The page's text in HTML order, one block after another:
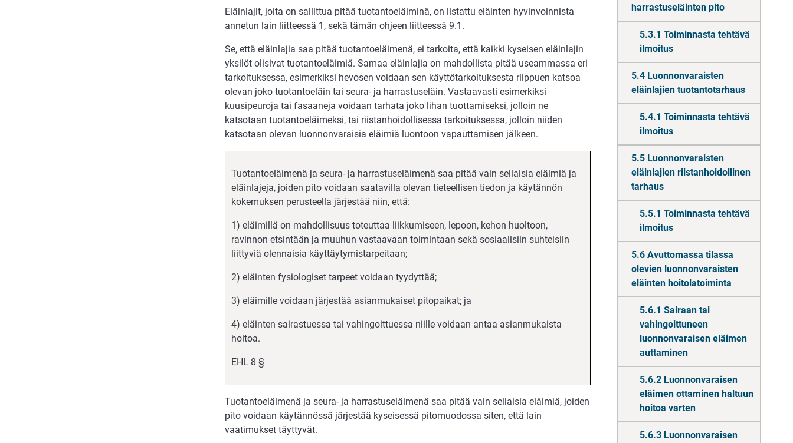
harrastus­eläinten pito
5.3.1 Toiminnasta tehtävä
ilmoitus
5.4 Luonnonvaraisten
eläinlajien tuotantotarhaus
5.4.1 Toiminnasta tehtävä
ilmoitus
5.5 Luonnonvaraisten
eläinlajien riistanhoidollinen
tarhaus
5.5.1 Toiminnasta tehtävä
ilmoitus
5.6 Avuttomassa tilassa
olevien luonnonvaraisten
eläinten hoitolatoiminta
5.6.1 Sairaan tai
vahingoittuneen
luonnonvaraisen eläimen
auttaminen
5.6.2 Luonnonvaraisen
eläimen ottaminen haltuun
hoitoa varten
5.6.3 Luonnonvaraisen
Eläinlajit, joita on sallittua pitää tuotantoeläiminä, on listattu eläinten hyvinvoinnista
annetun lain liitteessä 1, sekä tämän ohjeen liitteessä 9.1.
Se, että eläinlajia saa pitää tuotantoeläimenä, ei tarkoita, että kaikki kyseisen eläin­lajin
yksilöt olisivat tuotantoeläimiä. Samaa eläinlajia on mahdollista pitää useam­massa eri
tarkoituksessa, esimerkiksi hevosen voidaan sen käyttötarkoituksesta riippuen katsoa
olevan joko tuotantoeläin tai seura- ja harrastuseläin. Vastaavasti esimerkiksi
kuusipeuroja tai fasaaneja voidaan tarhata joko lihan tuottamiseksi, jolloin ne
katsotaan tuotantoeläimeksi, tai riistanhoidollisessa tarkoituksessa, jolloin niiden
katsotaan olevan luonnonvaraisia eläimiä luontoon vapauttamisen jälkeen.
Tuotantoeläimenä ja seura- ja harrastuseläimenä saa pitää vain sellaisia eläimiä ja
eläinlajeja, joiden pito voidaan saatavilla olevan tieteellisen tiedon ja käytännön
kokemuksen perusteella järjestää niin, että:
1) eläimillä on mahdollisuus toteuttaa liikkumiseen, lepoon, kehon huoltoon,
ravinnon etsintään ja muuhun vastaavaan toimintaan sekä sosiaalisiin suhteisiin
liittyviä olennaisia käyttäytymis­tarpeitaan;
2) eläinten fysiologiset tarpeet voidaan tyydyttää;
3) eläimille voidaan järjestää asianmukaiset pitopaikat; ja
4) eläinten sairastuessa tai vahingoittuessa niille voidaan antaa asianmukaista
hoitoa.
EHL 8 §
Tuotantoeläimenä ja seura- ja harrastuseläimenä saa pitää vain sellaisia eläimiä, joiden
pito voidaan käytännössä järjestää kyseisessä pitomuodossa siten, että lain
vaatimukset täyttyvät.